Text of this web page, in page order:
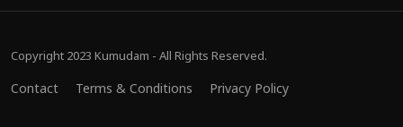
Copyright 2023 Kumudam - All Rights Reserved.
Contact Terms & Conditions Privacy Policy